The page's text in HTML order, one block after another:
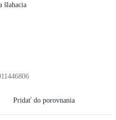
Pridať do porovnania